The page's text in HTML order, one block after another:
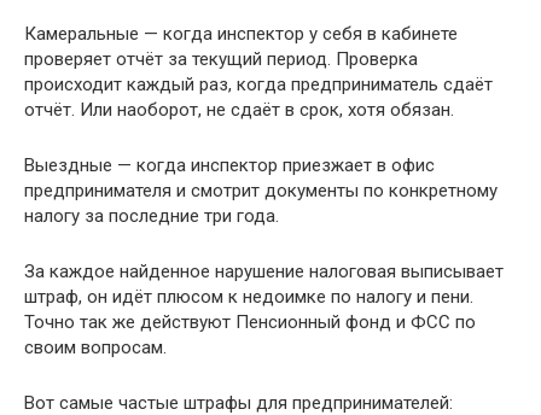
Камеральные — когда инспектор у себя в кабинете
проверяет отчёт за текущий период. Проверка
происходит каждый раз, когда предприниматель сдаёт
отчёт. Или наоборот, не сдаёт в срок, хотя обязан.
Выездные — когда инспектор приезжает в офис
предпринимателя и смотрит документы по конкретному
налогу за последние три года.
За каждое найденное нарушение налоговая выписывает
штраф, он идёт плюсом к недоимке по налогу и пени.
Точно так же действуют Пенсионный фонд и ФСС по
своим вопросам.
Вот самые частые штрафы для предпринимателей: